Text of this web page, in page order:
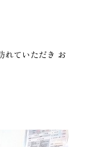
れていただき お